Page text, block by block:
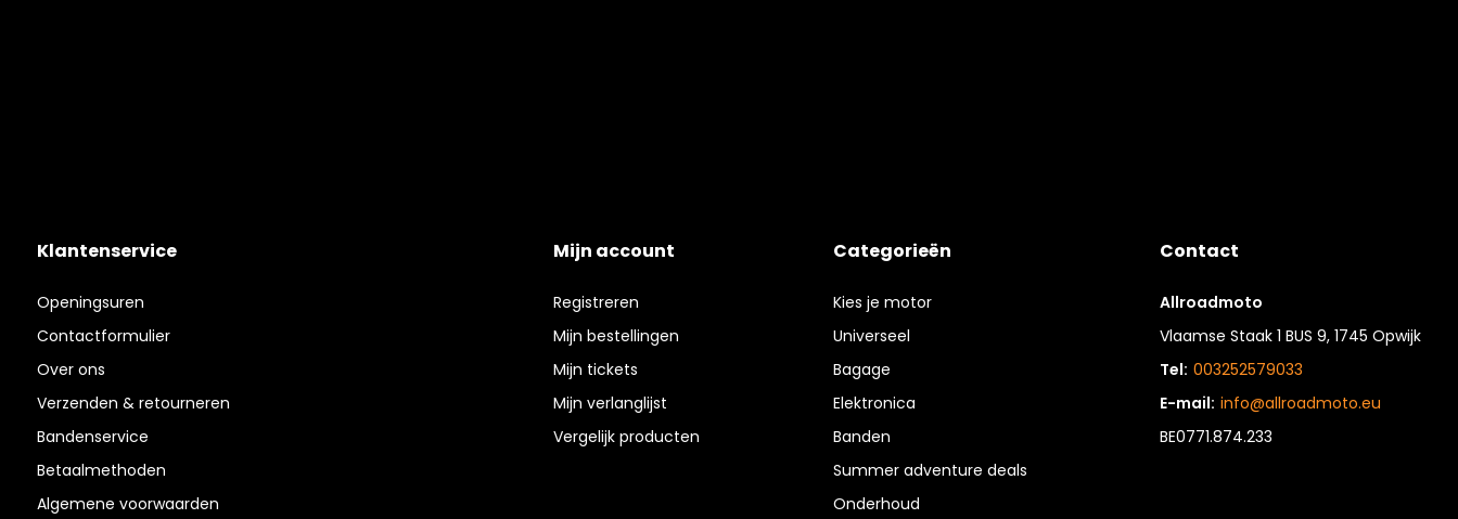
Klantenservice
Openingsuren
Contactformulier
Over ons
Verzenden & retourneren
Bandenservice
Betaalmethoden
Algemene voorwaarden
Mijn account
Registreren
Mijn bestellingen
Mijn tickets
Mijn verlanglijst
Vergelijk producten
Categorieën
Kies je motor
Universeel
Bagage
Elektronica
Banden
Summer adventure deals
Onderhoud
Contact
Allroadmoto
Vlaamse Staak 1 BUS 9, 1745 Opwijk
Tel: 003252579033
E-mail: info@allroadmoto.eu
BE0771.874.233